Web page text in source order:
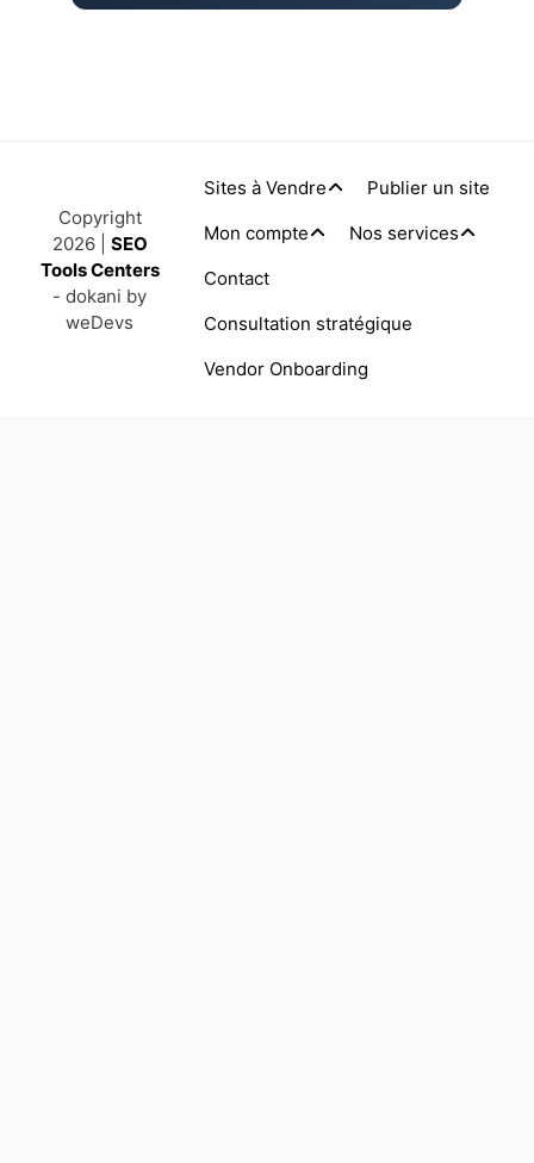
Copyright
2026 | SEO
Tools Centers
- dokani by
weDevs
Sites à Vendre
Publier un site
Mon compte
Nos services
Contact
Consultation stratégique
Vendor Onboarding